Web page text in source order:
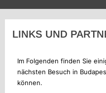
LINKS UND
Im Folgenden finden Sie
nächsten Besuch in
können.